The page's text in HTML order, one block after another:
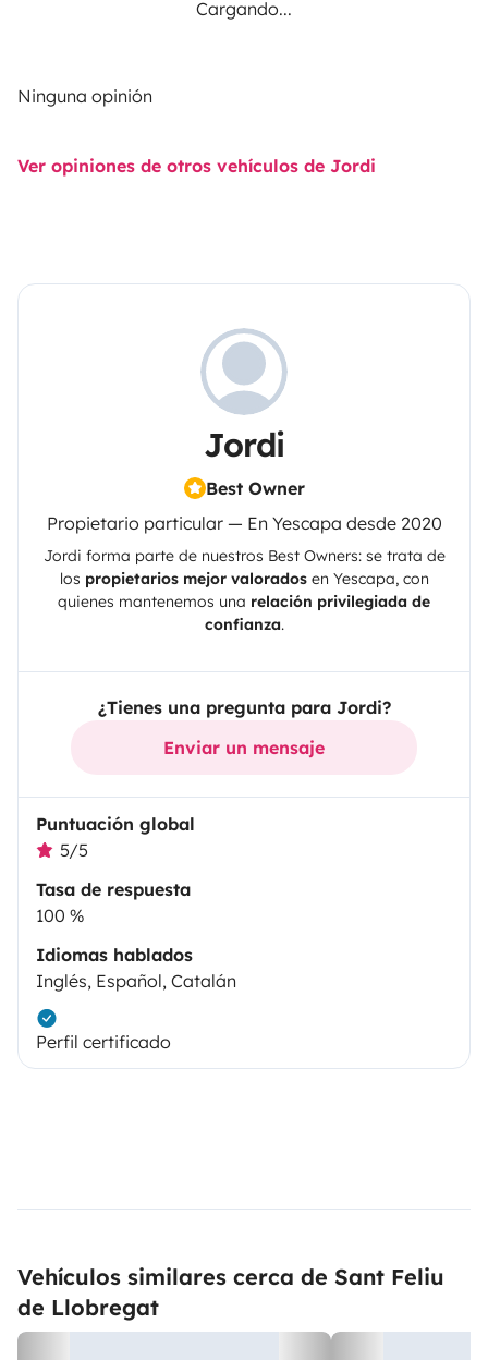
Cargando...
Ninguna opinión
Ver opiniones de otros vehículos de Jordi
Jordi
Best Owner
Propietario particular — En Yescapa desde 2020
Jordi forma parte de nuestros Best Owners: se trata de
los propietarios mejor valoradosen Yescapa, con
quienes mantenemos una relación privilegiada de
confianza.
¿Tienes una pregunta para Jordi?
Enviar un mensaje
Puntuación global
5/5
Tasa de respuesta
100 %
Idiomas hablados
Inglés, Español, Catalán
Perfil certificado
Vehículos similares cerca de Sant Feliu
de Llobregat